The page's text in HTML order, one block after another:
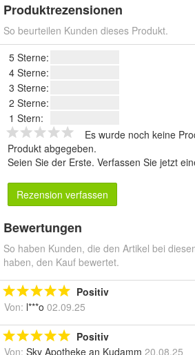
Produktrezensionen
So beurteilen Kunden dieses Produkt.
5 Sterne:
4 Sterne:
3 Sterne:
2 Sterne:
1 Stern:
Es wurde noch keine
Produkt abgegeben.
Seien Sie der Erste. Verfassen Sie jetzt
Rezension verfassen
Bewertungen
So haben Kunden, die den Artikel bei
haben, den Kauf bewertet.
Positiv
Von: l***o 02.09.25
Positiv
Von: Sky Apotheke an Kudamm 20.08.25